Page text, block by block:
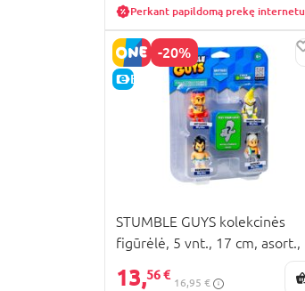
Perkant papildomą prekę internetu
-20%
E-KAINA
STUMBLE GUYS kolekcinės
figūrėlė, 5 vnt., 17 cm, asort.,
13,56 €
16,95 €